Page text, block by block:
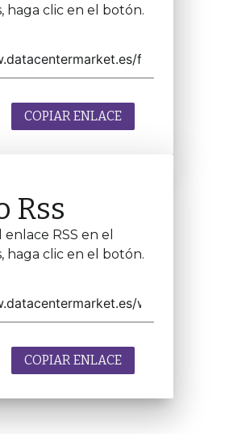
haga clic en el botón.
COPIAR ENLACE
Rss
enlace RSS en el
haga clic en el botón.
COPIAR ENLACE